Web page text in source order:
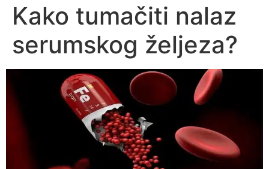
Kako tumačiti nalaz
serumskog željeza?